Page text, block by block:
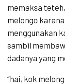
memaksa
melongo
menggunakan
sambil
dadanya yang
“hai, kok